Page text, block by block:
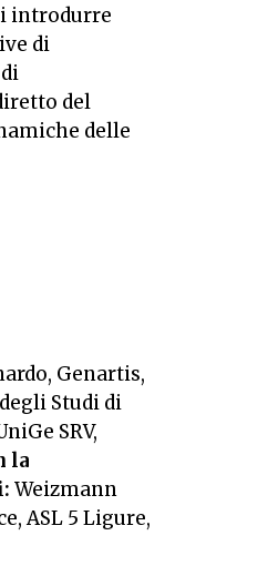
introdurre
di
del
delle
Genartis,
Studi di
SRV,
la
Weizmann
ASL 5 Ligure,